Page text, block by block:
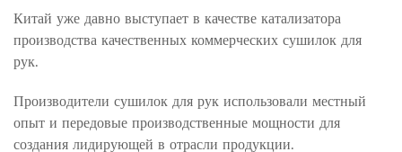
Китай уже давно выступает в качестве катализатора
производства качественных коммерческих сушилок для
рук.
Производители сушилок для рук использовали местный
опыт и передовые производственные мощности для
создания лидирующей в отрасли продукции.